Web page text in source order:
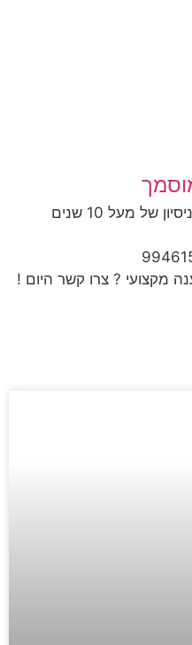
עמית מתן חשמלאי מוסמך עם ניסיון של מעל 10 שנים
מקצועי ? צרו קשר היום !